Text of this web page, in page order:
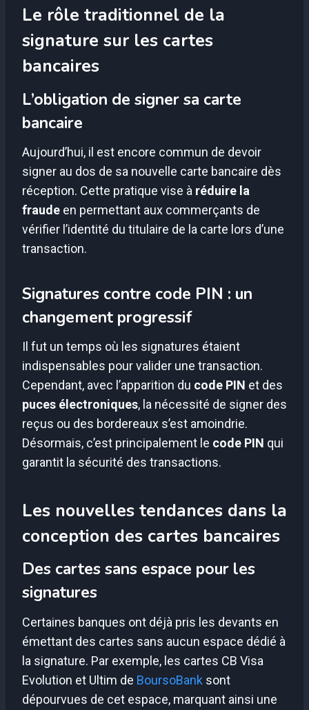
Le rôle traditionnel de la
signature sur les cartes
bancaires
L’obligation de signer sa carte
bancaire
Aujourd’hui, il est encore commun de devoir
signer au dos de sa nouvelle carte bancaire dès
réception. Cette pratique vise à réduire la
fraude en permettant aux commerçants de
vérifier l’identité du titulaire de la carte lors d’une
transaction.
Signatures contre code PIN : un
changement progressif
Il fut un temps où les signatures étaient
indispensables pour valider une transaction.
Cependant, avec l’apparition du code PIN et des
puces électroniques, la nécessité de signer des
reçus ou des bordereaux s’est amoindrie.
Désormais, c’est principalement le code PIN qui
garantit la sécurité des transactions.
Les nouvelles tendances dans la
conception des cartes bancaires
Des cartes sans espace pour les
signatures
Certaines banques ont déjà pris les devants en
émettant des cartes sans aucun espace dédié à
la signature. Par exemple, les cartes CB Visa
Evolution et Ultim de BoursoBank sont
dépourvues de cet espace, marquant ainsi une